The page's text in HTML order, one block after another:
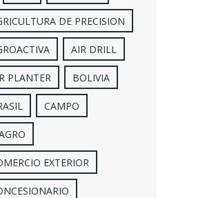
DE PRECISION
AIR DRILL
PLANTER BOLIVIA
CAMPO
EXTERIOR